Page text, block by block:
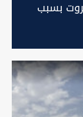
بسبب